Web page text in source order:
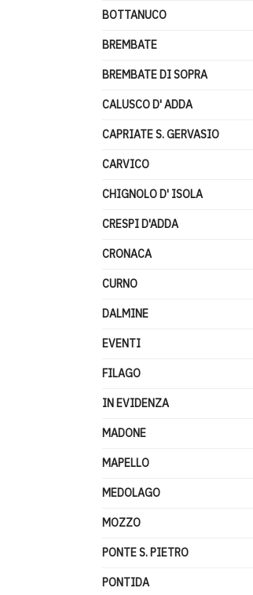
BOTTANUCO
BREMBATE
BREMBATE DI SOPRA
CALUSCO D' ADDA
CAPRIATE S. GERVASIO
CARVICO
CHIGNOLO D' ISOLA
CRESPI D'ADDA
CRONACA
CURNO
DALMINE
EVENTI
FILAGO
IN EVIDENZA
MADONE
MAPELLO
MEDOLAGO
MOZZO
PONTE S. PIETRO
PONTIDA